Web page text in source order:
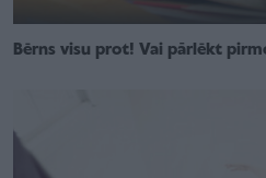
Bērns visu prot! Vai pārlēkt